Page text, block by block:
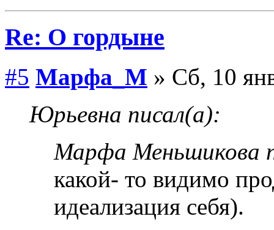
Re: О гордыне
#5 Марфа_М » Сб, 10
Юрьевна писал(а):
Марфа Меньшикова
какой- то видимо
идеализация себя).